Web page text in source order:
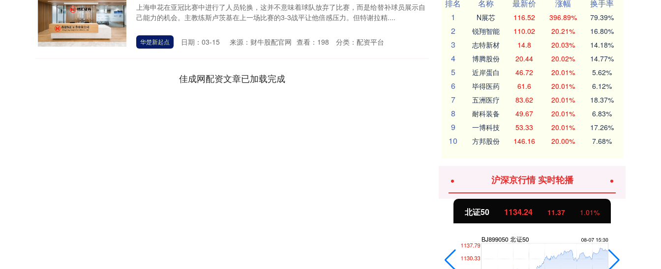
上海申花在亚冠比赛中进行了人员轮换，这并不意味着球队放弃了比赛，而是给替补球员展示自
己能力的机会。主教练斯卢茨基在上一场比赛的3-3战平让他倍感压力。但特谢拉精....
华楚新起点 日期：03-15 来源：财牛股配官网 查看： 198 分类： 配资平台
佳成网配资文章已加载完成
排名
名称 最新价 涨幅
换手率
1
N展芯 116.52 396.89% 79.39%
2 锐翔智能 110.02 20.21% 16.80%
3 志特新材 14.8 20.03% 14.18%
4 博腾股份 20.44 20.02% 14.77%
5 近岸蛋白 46.72 20.01% 5.62%
6 毕得医药 61.6 20.01% 6.12%
7 五洲医疗 83.62 20.01% 18.37%
8 耐科装备 49.67 20.01% 6.83%
9 一博科技 53.33 20.01% 17.26%
10 方邦股份 146.16 20.00% 7.68%
沪深京行情 实时轮播
北证50 1134.24 11.37 1.01%